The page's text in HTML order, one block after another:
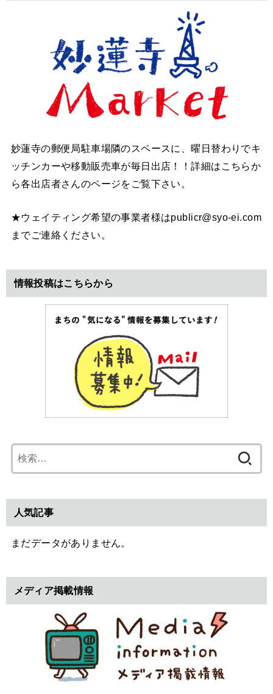
妙蓮寺の郵便局駐車場隣のスペースに、曜日替わりでキ
ッチンカーや移動販売車が毎日出店！！詳細はこちらか
ら各出店者さんのページをご覧下さい。
★ウェイティング希望の事業者様はpublicr@syo-ei.com
までご連絡ください。
情報投稿はこちらから
索:
人気記事
まだデータがありません。
メディア掲載情報